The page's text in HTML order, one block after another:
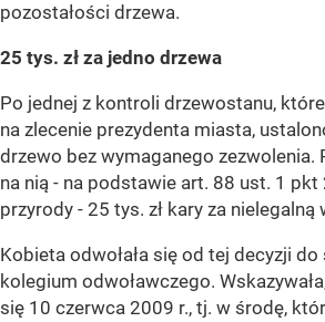
pozostałości drzewa.
25 tys. zł za jedno drzewa
Po jednej z kontroli drzewostanu,
na zlecenie prezydenta miasta,
drzewo bez wymaganego zezwolenia.
na nią - na podstawie art. 88 ust. 1
przyrody - 25 tys. zł kary za nielegalną
Kobieta odwołała się od tej decyzji
kolegium odwoławczego.
się 10 czerwca 2009 r., tj. w środę,